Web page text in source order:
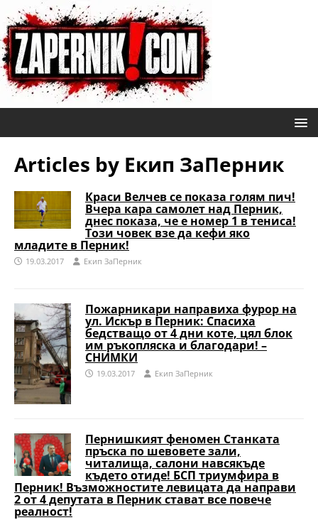
Articles by Eкип ЗаПерник
Краси Велчев се показа голям пич!
Вчера кара самолет над Перник,
днес показа, че е номер 1 в тениса!
Този човек взе да кефи яко
младите в Перник!
19.03.2017 Eкип ЗаПерник
Пожарникари направиха фурор на
ул. Искър в Перник: Спасиха
бедстващо от 4 дни коте, цял блок
им ръкопляска и благодари! –
СНИМКИ
19.03.2017 Eкип ЗаПерник
Пернишкият феномен Станката
пръска по шевовете зали,
читалища, салони навсякъде
където отиде! БСП триумфира в
Перник! Възможностите левицата да направи
2 от 4 депутата в Перник стават все повече
реалност!